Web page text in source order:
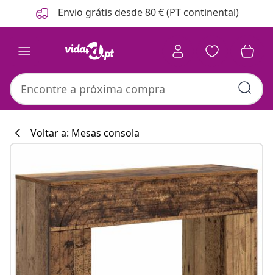
Anterior
Seguinte Envio grátis desde 80 € (PT continental)
Voltar a: Mesas consola